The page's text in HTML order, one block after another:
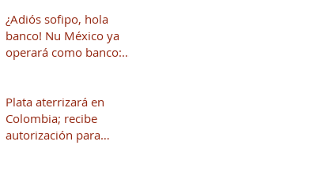
¿Adiós sofipo, hola
banco! Nu México ya
operará como banco:
Plata aterrizará en
Colombia; recibe
autorización para